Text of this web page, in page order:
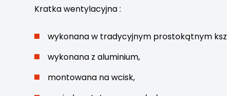
Kratka wentylacyjna :
wykonana w tradycyjnym prostokątnym
wykonana z aluminium,
montowana na wcisk,